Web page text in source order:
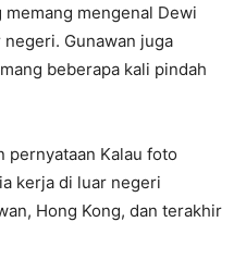
mengenal Dewi
Gunawan juga
beberapa kali pindah
pernyataan Kalau foto
kerja di luar negeri
Hong Kong, dan terakhir